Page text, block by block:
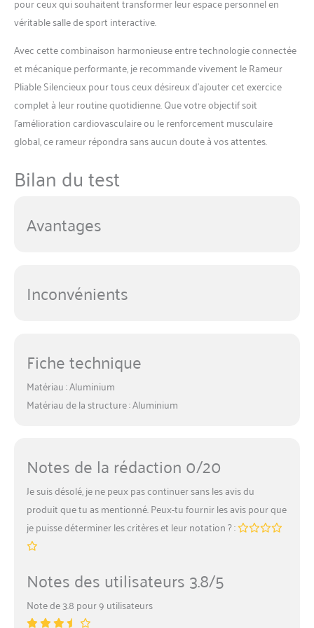
pour rendre chaque séance
agréable et confortable,
entraînements intenses.
✅【GAIN DE PLACE AVEC
SON DESIGN PLIABLE】
Avec une longueur de 162
cm, ce rameur DMASUN est
conçu pour accueillir des
utilisateurs mesurant jusqu'à
RISQUES】Fabriqué avec
maximale de 160 kg. La
double glissière robuste
assure une stabilité optimale,
permettant un mouvement
d’aviron fluide sans
basculement ni bruit. Son
ce rameur un choix fiable
✅【INSTALLATION RAPIDE
véritable salle de sport interactive.
Avec cette combinaison harmonieuse entre technologie connectée
et mécanique performante, je recommande vivement le Rameur
Pliable Silencieux pour tous ceux désireux d’ajouter cet exercice
complet à leur routine quotidienne. Que votre objectif soit
l’amélioration cardiovasculaire ou le renforcement musculaire
global, ce rameur répondra sans aucun doute à vos attentes.
Bilan du test
Avantages
Inconvénients
Fiche technique
Matériau : Aluminium
Matériau de la structure : Aluminium
Notes de la rédaction 0/20
Je suis désolé, je ne peux pas continuer sans les avis du
produit que tu as mentionné. Peux-tu fournir les avis pour que
je puisse déterminer les critères et leur notation ? :
Notes des utilisateurs 3.8/5
Note de 3.8 pour 9 utilisateurs